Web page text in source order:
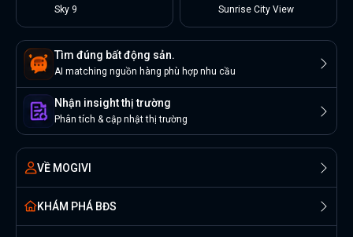
Sky 9
Sunrise City View
Tìm đúng bất động sản.
AI matching nguồn hàng phù hợp nhu cầu
Nhận insight thị trường
Phân tích & cập nhật thị trường
VỀ MOGIVI
KHÁM PHÁ BĐS